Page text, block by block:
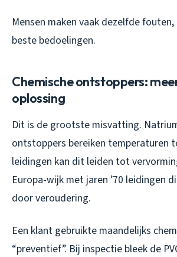
Mensen maken vaak dezelfde
beste bedoelingen.
Chemische ontstoppers:
oplossing
Dit is de grootste misvatting.
ontstoppers bereiken temperaturen
leidingen kan dit leiden tot
Europa-wijk met jaren ’70 leidingen
door veroudering.
Een klant gebruikte maandelijks
“preventief”. Bij inspectie bleek de